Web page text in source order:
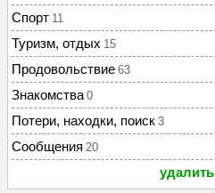
Спорт 11
Туризм, отдых 15
Продовольствие 63
Знакомства 0
Потери, находки, поиск 3
Сообщения 20
удалить